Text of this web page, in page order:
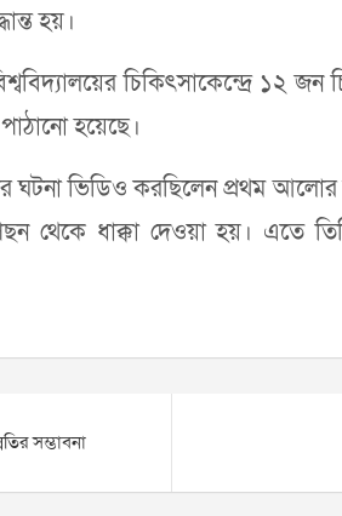
হয়।
চিকিৎসাকেন্দ্রে ১২
হয়েছে।
ঘটনা ভিডিও করছিলেন প্রথম আলোর
থেকে ধাক্কা দেওয়া হয়। এতে
সম্ভাবনা